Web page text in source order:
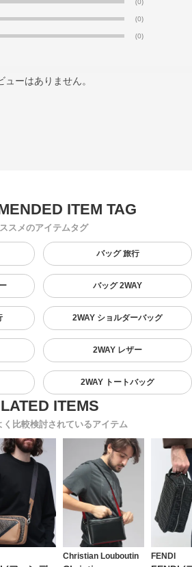
(0)
(0)
ューはありません。
スメのアイテムタグ
バッグ 旅行
バッグ 2WAY
2WAY ショルダーバッグ
2WAY レザー
2WAY トートバッグ
く比較検討されているアイテム
Christian Louboutin FENDI